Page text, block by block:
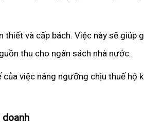
và cấp bách. Việc này sẽ giúp
thu cho ngân sách nhà nước.
việc nâng ngưỡng chịu thuế
doanh